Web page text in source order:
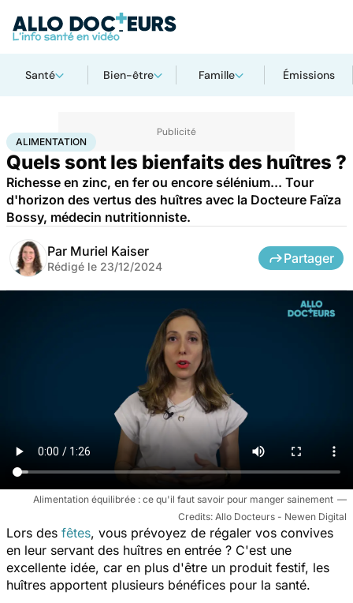
Santé Bien-être Famille Émissions
AccueilBien-être Nutrition Alimentation
ALIMENTATION
Quels sont les bienfaits des huîtres ?
Richesse en zinc, en fer ou encore sélénium... Tour
d'horizon des vertus des huîtres avec la Docteure Faïza
Bossy, médecin nutritionniste.
Par Muriel Kaiser
Rédigé le 23/12/2024
Partager
Alimentation équilibrée : ce qu'il faut savoir pour manger sainement
Allo Docteurs - Newen Digital
Lors des fêtes, vous prévoyez de régaler vos convives
en leur servant des huîtres en entrée ? C'est une
excellente idée, car en plus d'être un produit festif, les
huîtres apportent plusieurs bénéfices pour la santé.